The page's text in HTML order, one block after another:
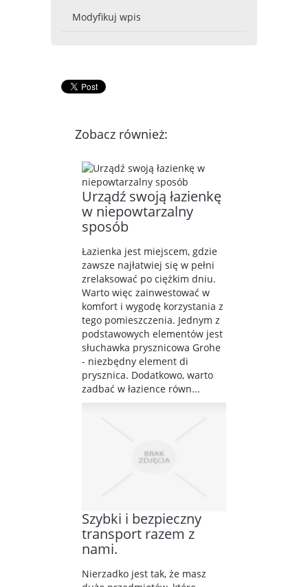
Modyfikuj wpis
Zobacz również:
Urządź swoją łazienkę
w niepowtarzalny
sposób
Łazienka jest miejscem, gdzie
zawsze najłatwiej się w pełni
zrelaksować po ciężkim dniu.
Warto więc zainwestować w
komfort i wygodę korzystania z
tego pomieszczenia. Jednym z
podstawowych elementów jest
słuchawka prysznicowa Grohe
- niezbędny element di
prysznica. Dodatkowo, warto
zadbać w łazience równ...
Szybki i bezpieczny
transport razem z
nami.
Nierzadko jest tak, że masz